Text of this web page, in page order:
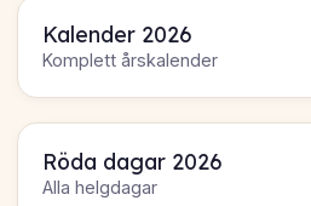
Kalender 2026
Komplett årskalender
Röda dagar 2026
Alla helgdagar